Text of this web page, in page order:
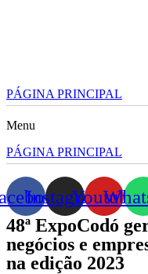
PÁGINA PRINCIPAL
Menu
PÁGINA PRINCIPAL
InstagramYoutube
48ª ExpoCodó
negócios e
na edição 2023